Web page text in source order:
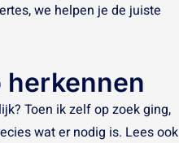
we helpen je de juiste
herkennen
Toen ik zelf op zoek ging,
wat er nodig is. Lees ook